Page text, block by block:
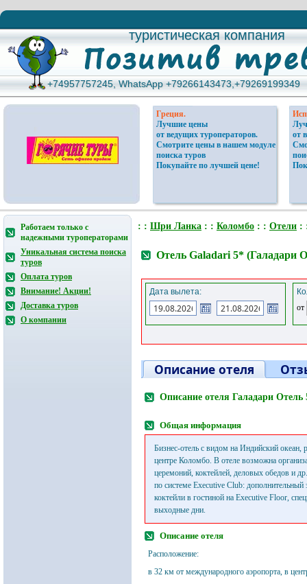
туристическая компания
туристическая компания
+74957757245, WhatsApp +79266143473,+79269199349
+74957757245, WhatsApp +79266143473,+79269199349
Греция.
Лучшие цены
от ведущих туроператоров.
Смотрите цены в нашем модуле
поиска туров
Покупайте по лучшей цене!
от
Работаем только с
надежными туроператорами
Уникальная система поиска
туров
Оплата туров
Внимание! Акции!
Доставка туров
О компании
: : Шри Ланка : : Коломбо : : Отели :
Отель Galadari 5* (Галадари
Дата вылета:
от
Описание отеля
Описание отеля Галадари
Общая информация
Бизнес-отель с видом на Индийский
центре Коломбо. В отеле возможна
церемоний, коктейлей, деловых обедов и
по системе Executive Club: дополнительный
коктейли в гостиной на Executive Floor,
выходные дни.
Описание отеля
Расположение:
в 32 км от международного аэропорта, в